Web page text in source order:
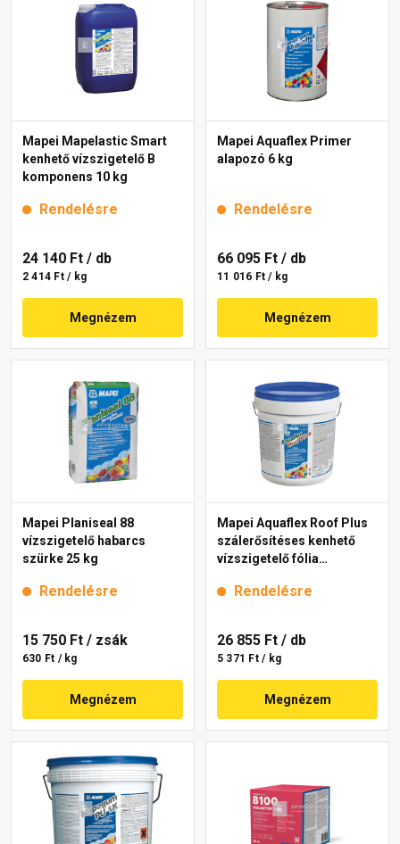
Mapei Mapelastic Smart
kenhető vízszigetelő B
komponens 10 kg
Rendelésre
24 140 Ft / db
2 414 Ft / kg
Megnézem
Mapei Aquaflex Primer
alapozó 6 kg
Rendelésre
66 095 Ft / db
11 016 Ft / kg
Megnézem
Mapei Planiseal 88
vízszigetelő habarcs
szürke 25 kg
Rendelésre
15 750 Ft / zsák
630 Ft / kg
Megnézem
Mapei Aquaflex Roof Plus
szálerősítéses kenhető
vízszigetelő fólia
Rendelésre
26 855 Ft / db
5 371 Ft / kg
Megnézem